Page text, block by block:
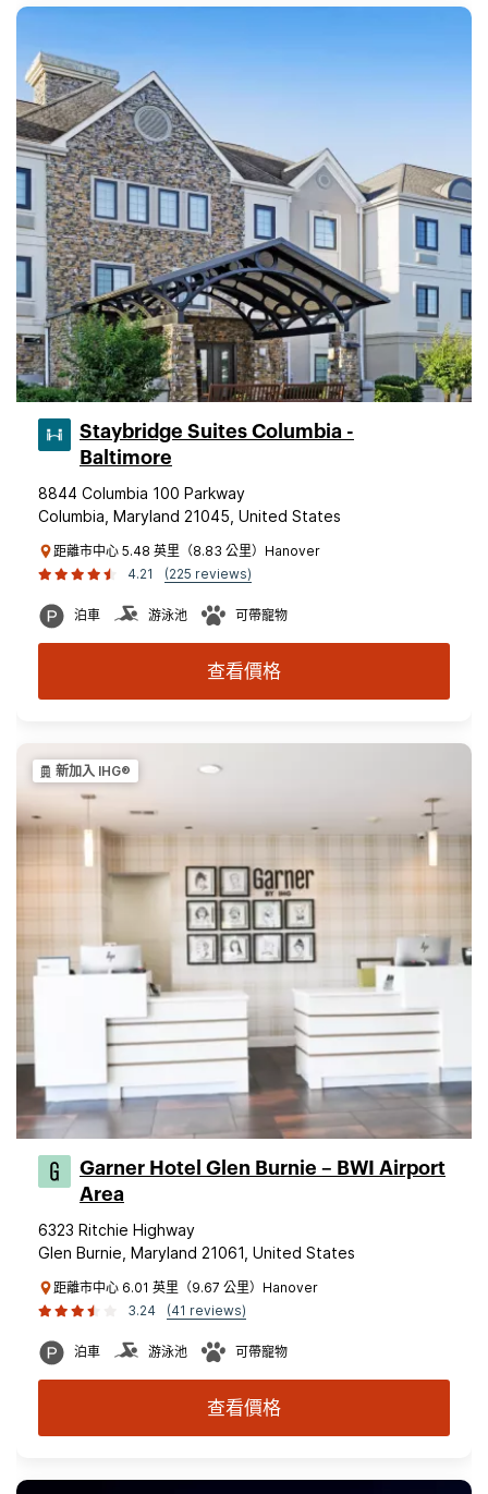
Staybridge Suites Columbia -
Baltimore
8844 Columbia 100 Parkway
Columbia, Maryland 21045, United States
距離市中心 5.48 英里（8.83 公里）Hanover
4.21
(225 reviews)
泊車 游泳池 可帶寵物
查看價格
新加入 IHG®
Garner Hotel Glen Burnie – BWI Airport
Area
6323 Ritchie Highway
Glen Burnie, Maryland 21061, United States
距離市中心 6.01 英里（9.67 公里）Hanover
3.24
(41 reviews)
泊車 游泳池 可帶寵物
查看價格